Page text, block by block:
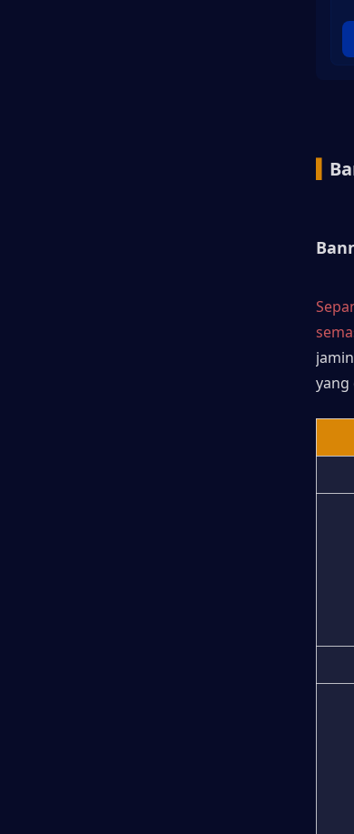
yang